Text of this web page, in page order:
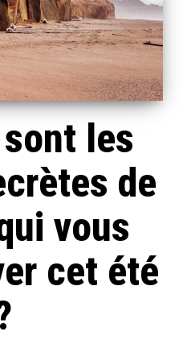
les
de
vous
cet été